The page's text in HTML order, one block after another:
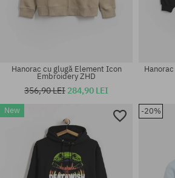
Mărimi existente:
M; L; XL; XXL
Mărimi
Hanorac cu glugă Element Icon
Embroidery ZHD
356,90 LEI 284,90 LEI
New -20%